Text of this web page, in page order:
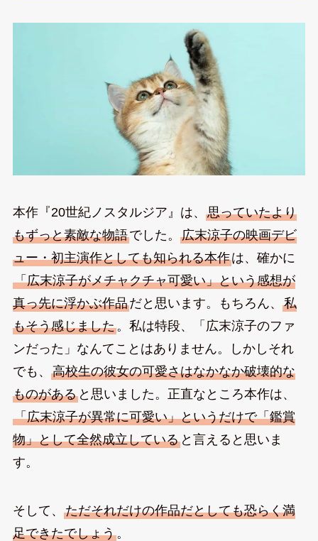
本作『20世紀ノスタルジア』は、 思っていたより
もずっと素敵な物語でした。 広末涼子の映画デビ
ュー・初主演作としても知られる本作は、確かに
「広末涼子がメチャクチャ可愛い」という感想が
真っ先に浮かぶ作品だと思います。もちろん、 私
もそう感じました。私は特段、「広末涼子のファ
ンだった」なんてことはありません。しかしそれ
でも、 高校生の彼女の可愛さはなかなか破壊的な
ものがあると思いました。正直なところ本作は、
「広末涼子が異常に可愛い」というだけで「鑑賞
物」として全然成立していると言えると思いま
す。
そして、 ただそれだけの作品だとしても恐らく満
足できたでしょう。